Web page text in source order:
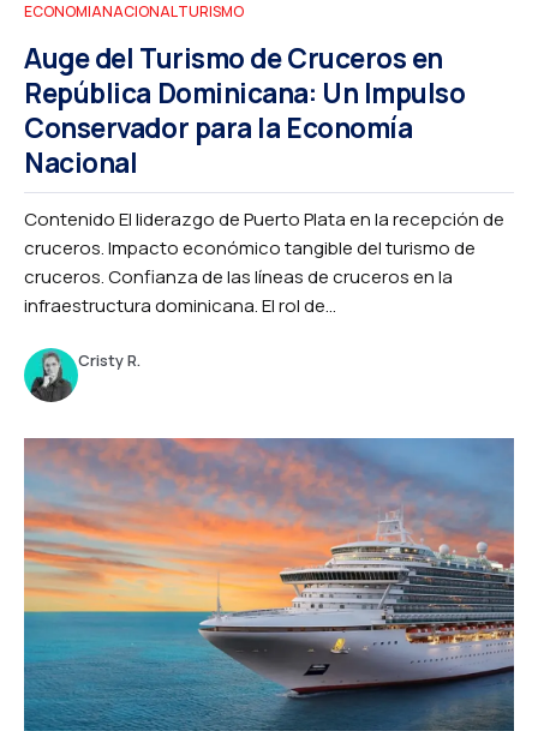
ECONOMIANACIONALTURISMO
Auge del Turismo de Cruceros en
República Dominicana: Un Impulso
Conservador para la Economía
Nacional
Contenido El liderazgo de Puerto Plata en la recepción de
cruceros. Impacto económico tangible del turismo de
cruceros. Confianza de las líneas de cruceros en la
infraestructura dominicana. El rol de...
Cristy R.